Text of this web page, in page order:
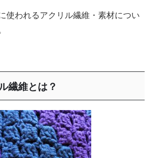
使われるアクリル繊維・素材につい
繊維とは？